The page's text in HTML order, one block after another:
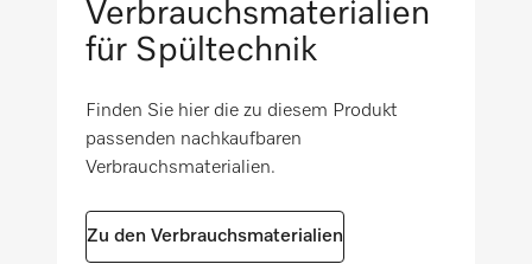
Verbrauchsmaterialien
für Spültechnik
Finden Sie hier die zu diesem Produkt
passenden nachkaufbaren
Verbrauchsmaterialien.
Zu den Verbrauchsmaterialien